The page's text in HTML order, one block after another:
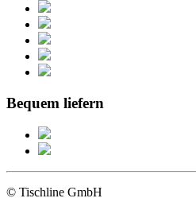
Bequem liefern
© Tischline GmbH